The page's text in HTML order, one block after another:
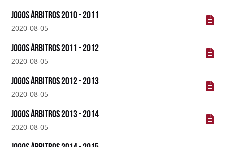
Jogos Árbitros 2010 - 2011
2020-08-05
Jogos Árbitros 2011 - 2012
2020-08-05
Jogos Árbitros 2012 - 2013
2020-08-05
Jogos Árbitros 2013 - 2014
2020-08-05